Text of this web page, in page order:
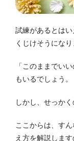
試練があるとはい
くじけそうになり
「このままでい
もいるでしょう。
しかし、せっか
ここからは、す
え方を解説しま